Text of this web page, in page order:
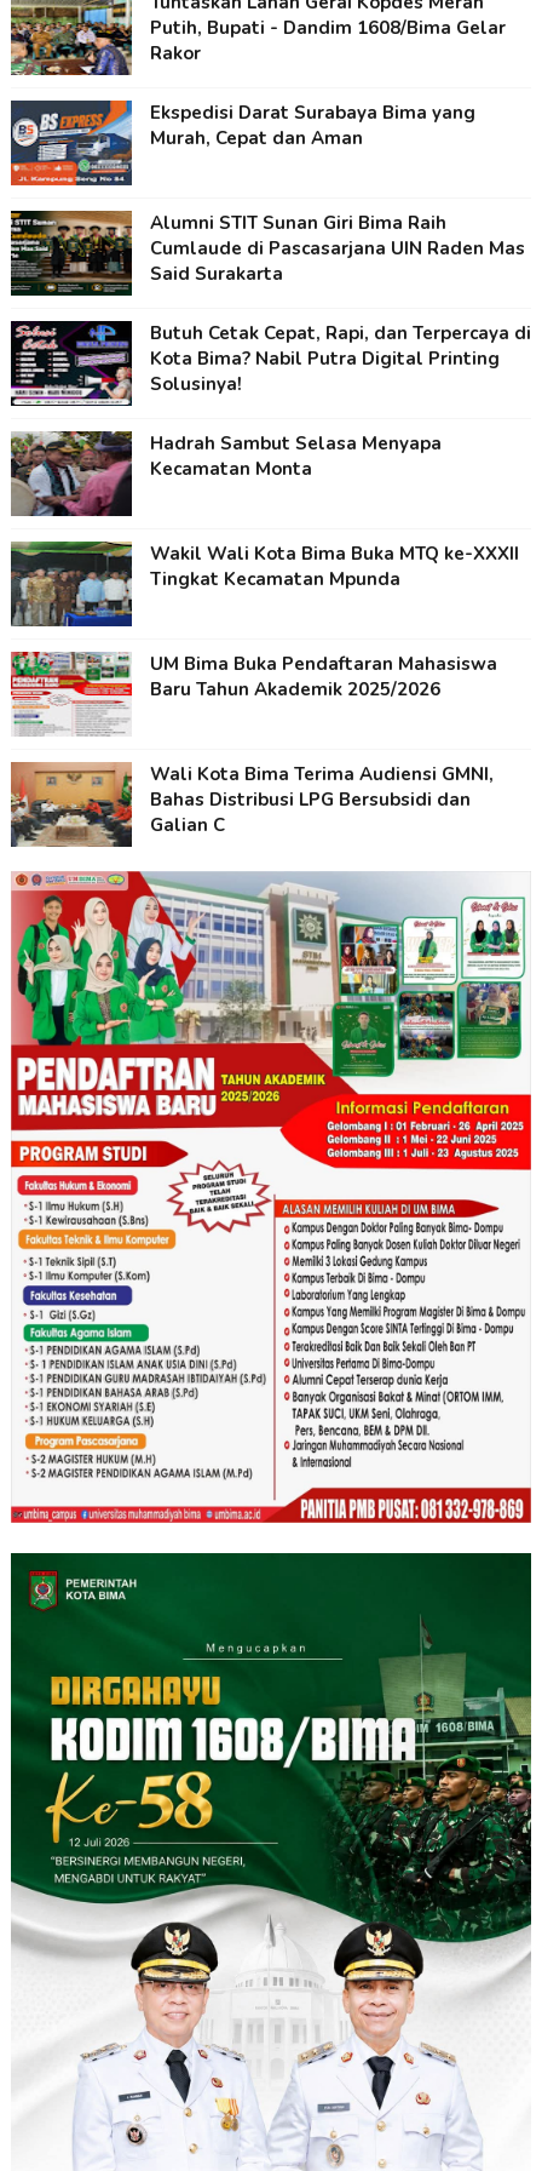
Putih, Bupati - Dandim 1608/Bima Gelar
Rakor
Ekspedisi Darat Surabaya Bima yang
Murah, Cepat dan Aman
Alumni STIT Sunan Giri Bima Raih
Cumlaude di Pascasarjana UIN Raden Mas
Said Surakarta
Butuh Cetak Cepat, Rapi, dan Terpercaya di
Kota Bima? Nabil Putra Digital Printing
Solusinya!
Hadrah Sambut Selasa Menyapa
Kecamatan Monta
Wakil Wali Kota Bima Buka MTQ ke-XXXII
Tingkat Kecamatan Mpunda
UM Bima Buka Pendaftaran Mahasiswa
Baru Tahun Akademik 2025/2026
Wali Kota Bima Terima Audiensi GMNI,
Bahas Distribusi LPG Bersubsidi dan
Galian C